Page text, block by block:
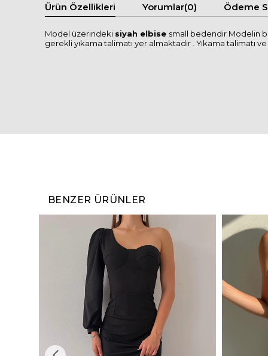
Ürün Özellikleri Yorumlar(0) Ödeme
Model üzerindeki siyah elbise small bedendir Modelin
gerekli yıkama talimatı yer almaktadır . Yıkama
BENZER ÜRÜNLER